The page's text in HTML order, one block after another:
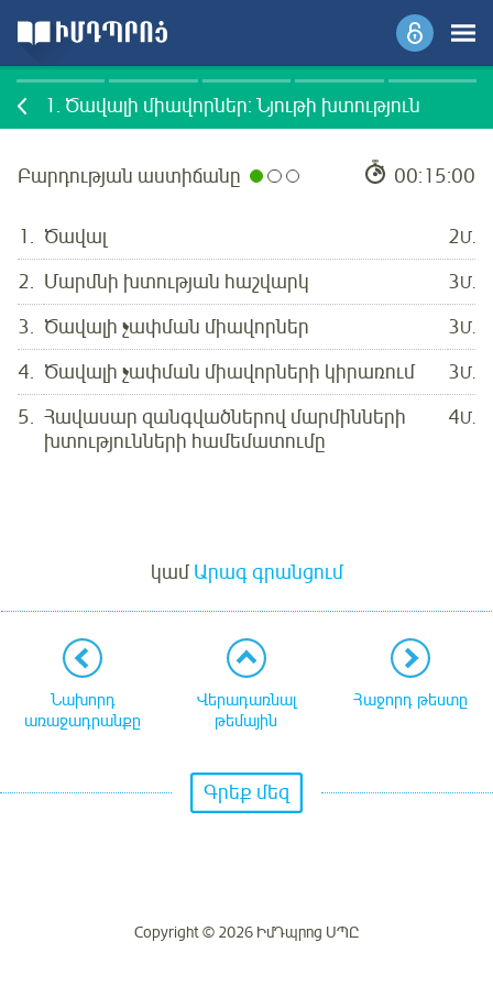
1. Ծավալի միավորներ: Նյութի խտություն
Բարդության աստիճանը 00:15:00
1. Ծավալ 2Մ.
2. Մարմնի խտության հաշվարկ 3Մ.
3. Ծավալի չափման միավորներ 3Մ.
4. Ծավալի չափման միավորների կիրառում 3Մ.
5. Հավասար զանգվածներով մարմինների
խտությունների համեմատումը
4Մ.
կամԱրագ գրանցում
Նախորդ
առաջադրանքը
Վերադառնալ
թեմային
Հաջորդ թեստը
Գրեք մեզ
Copyright © 2026 ԻմԴպրոց ՍՊԸ